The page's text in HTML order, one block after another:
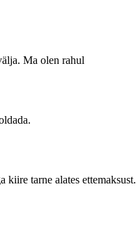
Ma olen rahul
tarne alates ettemaksust.